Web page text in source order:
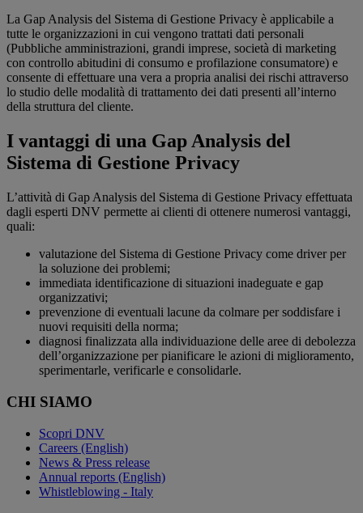
La Gap Analysis del Sistema di Gestione Privacy è applicabile a
tutte le organizzazioni in cui vengono trattati dati personali
(Pubbliche amministrazioni, grandi imprese, società di marketing
con controllo abitudini di consumo e profilazione consumatore) e
consente di effettuare una vera a propria analisi dei rischi attraverso
lo studio delle modalità di trattamento dei dati presenti all’interno
della struttura del cliente.
I vantaggi di una Gap Analysis del
Sistema di Gestione Privacy
L’attività di Gap Analysis del Sistema di Gestione Privacy effettuata
dagli esperti DNV permette ai clienti di ottenere numerosi vantaggi,
quali:
valutazione del Sistema di Gestione Privacy come driver per
la soluzione dei problemi;
immediata identificazione di situazioni inadeguate e gap
organizzativi;
prevenzione di eventuali lacune da colmare per soddisfare i
nuovi requisiti della norma;
diagnosi finalizzata alla individuazione delle aree di debolezza
dell’organizzazione per pianificare le azioni di miglioramento,
sperimentarle, verificarle e consolidarle.
CHI SIAMO
Scopri DNV
Careers (English)
News & Press release
Annual reports (English)
Whistleblowing - Italy